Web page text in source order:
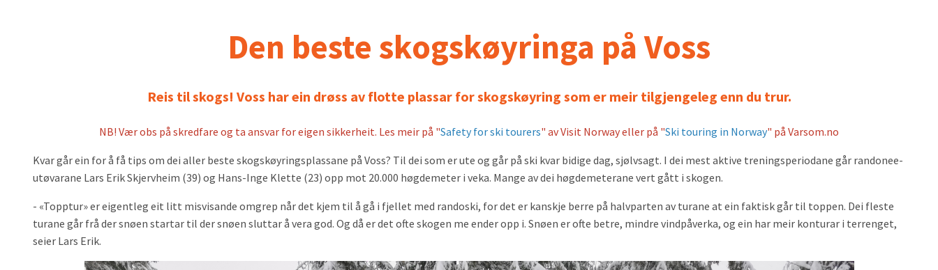
Den beste skogskøyringa på Voss
Reis til skogs! Voss har ein drøss av flotte plassar for skogskøyring som er meir tilgjengeleg enn du trur.
NB! Vær obs på skredfare og ta ansvar for eigen sikkerheit. Les meir på "Safety for ski tourers" av Visit Norway eller på "Ski touring in Norway" på Varsom.no
Kvar går ein for å få tips om dei aller beste skogskøyringsplassane på Voss? Til dei som er ute og går på ski kvar bidige dag, sjølvsagt. I dei mest aktive treningsperiodane går randonee-
utøvarane Lars Erik Skjervheim (39) og Hans-Inge Klette (23) opp mot 20.000 høgdemeter i veka. Mange av dei høgdemeterane vert gått i skogen.
- «Topptur» er eigentleg eit litt misvisande omgrep når det kjem til å gå i fjellet med randoski, for det er kanskje berre på halvparten av turane at ein faktisk går til toppen. Dei fleste
turane går frå der snøen startar til der snøen sluttar å vera god. Og då er det ofte skogen me ender opp i. Snøen er ofte betre, mindre vindpåverka, og ein har meir konturar i terrenget,
seier Lars Erik.